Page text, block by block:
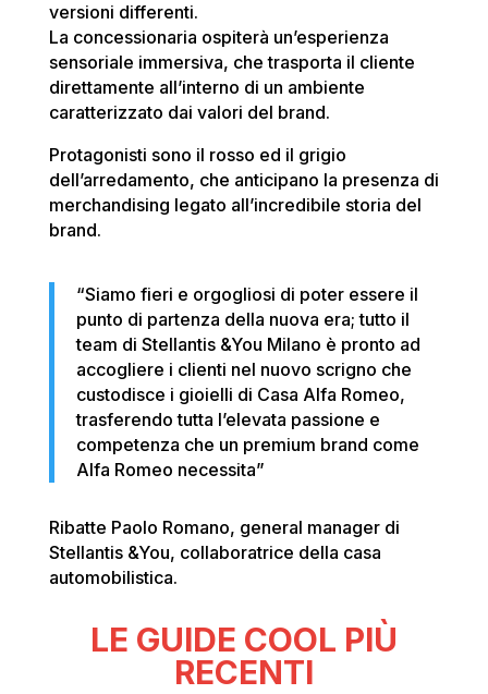
versioni differenti.
La concessionaria ospiterà un’esperienza
sensoriale immersiva, che trasporta il cliente
direttamente all’interno di un ambiente
caratterizzato dai valori del brand.
Protagonisti sono il rosso ed il grigio
dell’arredamento, che anticipano la presenza di
merchandising legato all’incredibile storia del
brand.
“Siamo fieri e orgogliosi di poter essere il
punto di partenza della nuova era; tutto il
team di Stellantis &You Milano è pronto ad
accogliere i clienti nel nuovo scrigno che
custodisce i gioielli di Casa Alfa Romeo,
trasferendo tutta l’elevata passione e
competenza che un premium brand come
Alfa Romeo necessita”
Ribatte Paolo Romano, general manager di
Stellantis &You, collaboratrice della casa
automobilistica.
LE GUIDE COOL PIÙ
RECENTI